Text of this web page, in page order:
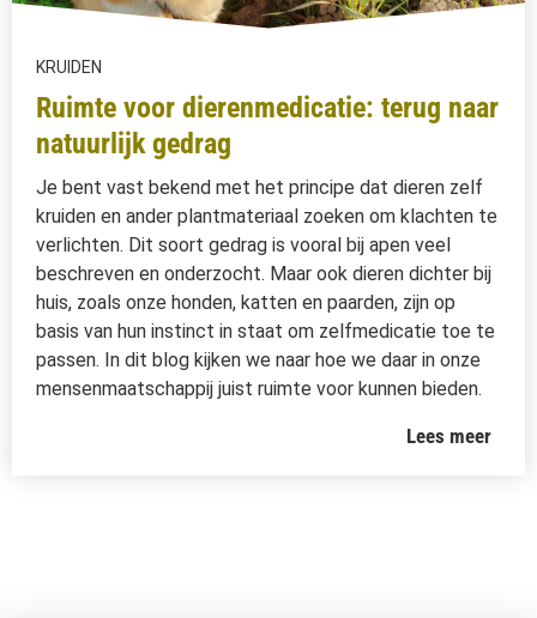
KRUIDEN
Ruimte voor dierenmedicatie: terug naar
natuurlijk gedrag
Je bent vast bekend met het principe dat dieren zelf
kruiden en ander plantmateriaal zoeken om klachten te
verlichten. Dit soort gedrag is vooral bij apen veel
beschreven en onderzocht. Maar ook dieren dichter bij
huis, zoals onze honden, katten en paarden, zijn op
basis van hun instinct in staat om zelfmedicatie toe te
passen. In dit blog kijken we naar hoe we daar in onze
mensenmaatschappij juist ruimte voor kunnen bieden.
Lees meer